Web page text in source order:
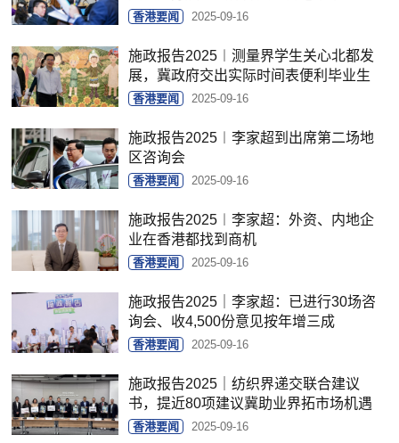
香港要闻 2025-09-16
施政报告2025︱测量界学生关心北都发
展，冀政府交出实际时间表便利毕业生
香港要闻 2025-09-16
施政报告2025︱李家超到出席第二场地
区咨询会
香港要闻 2025-09-16
施政报告2025︱李家超：外资、内地企
业在香港都找到商机
香港要闻 2025-09-16
施政报告2025｜李家超：已进行30场咨
询会、收4,500份意见按年增三成
香港要闻 2025-09-16
施政报告2025｜纺织界递交联合建议
书，提近80项建议冀助业界拓市场机遇
香港要闻 2025-09-16